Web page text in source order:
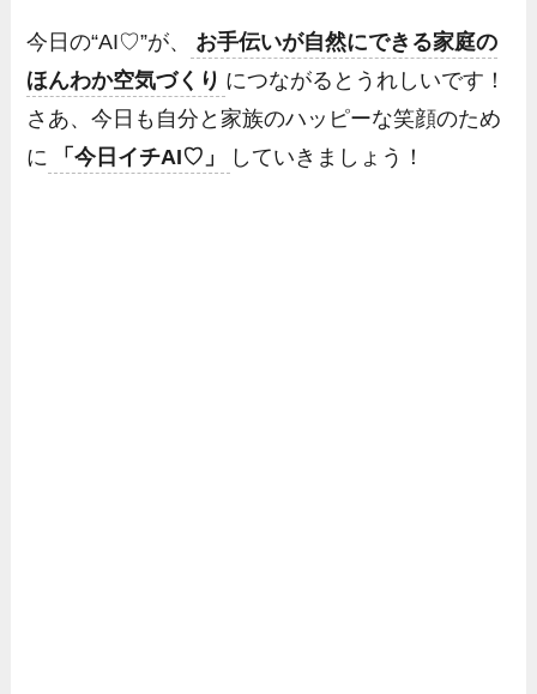
今日の“AI♡”が、
お手伝いが自然にできる家庭の
ほんわか空気づくり につながるとうれしいです！
さあ、今日も自分と家族のハッピーな笑顔のため
に
「今日イチAI♡」 していきましょう！